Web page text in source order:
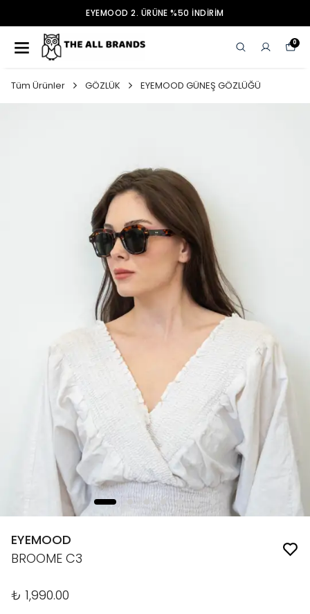
EYEMOOD 2. ÜRÜNE %50 İNDİRİM
0
Tüm Ürünler GÖZLÜK EYEMOOD GÜNEŞ GÖZLÜĞÜ
EYEMOOD
BROOME C3
₺ 1,990.00